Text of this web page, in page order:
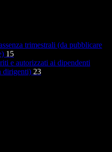
trimestrali (da pubblicare
15
e autorizzati ai dipendenti
dirigenti) 23